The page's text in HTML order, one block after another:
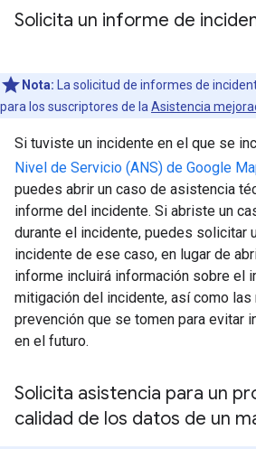
Solicita un informe de
Nota: La solicitud de informes de
para los suscriptores de la Asistencia
Si tuviste un incidente en el que se
Nivel de Servicio (ANS) de Google
puedes abrir un caso de asistencia
informe del incidente. Si abriste un
durante el incidente, puedes solicitar
incidente de ese caso, en lugar de
informe incluirá información sobre el
mitigación del incidente, así como
prevención que se tomen para evitar
en el futuro.
Solicita asistencia para un
calidad de los datos de un